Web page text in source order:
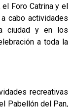
Foro Catrina y el
cabo actividades
ciudad y en los
a toda la
recreativas
Pabellón del Pan,